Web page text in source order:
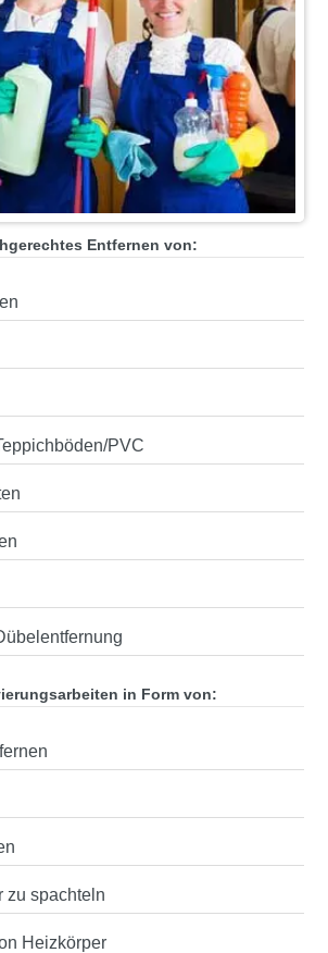
Entfernen von:
PVC
in Form von:
zu spachteln
Heizkörper